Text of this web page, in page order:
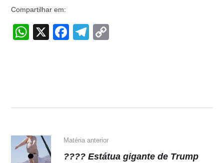
Compartilhar em:
W
p
X
F
o
k
T
m n
Matéria anterior
???? Estátua gigante de Trump